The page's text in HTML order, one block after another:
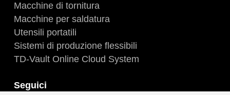
Macchine di tornitura
Macchine per saldatura
Utensili portatili
Sistemi di produzione flessibili
TD-Vault Online Cloud System
Seguici